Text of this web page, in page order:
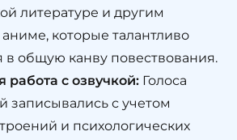
литературе и другим
которые талантливо
в общую канву повествования.
работа с озвучкой: Голоса
записывались с учетом
и психологических